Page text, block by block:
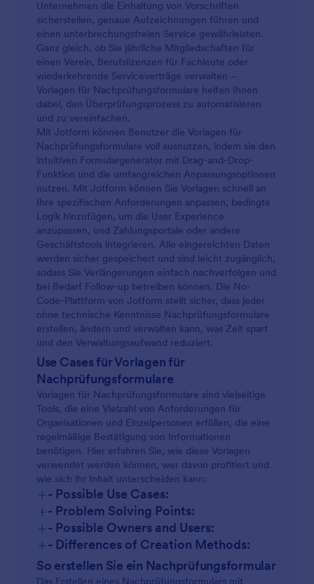
Unternehmen die Einhaltung von Vorschriften
sicherstellen, genaue Aufzeichnungen führen und
einen unterbrechungsfreien Service gewährleisten.
Ganz gleich, ob Sie jährliche Mitgliedschaften für
einen Verein, Berufslizenzen für Fachleute oder
wiederkehrende Serviceverträge verwalten –
Vorlagen für Nachprüfungsformulare helfen Ihnen
dabei, den Überprüfungsprozess zu automatisieren
und zu vereinfachen.
Mit Jotform können Benutzer die Vorlagen für
Nachprüfungsformulare voll ausnutzen, indem sie den
intuitiven Formulargenerator mit Drag-and-Drop-
Funktion und die umfangreichen Anpassungsoptionen
nutzen. Mit Jotform können Sie Vorlagen schnell an
Ihre spezifischen Anforderungen anpassen, bedingte
Logik hinzufügen, um die User Experience
anzupassen, und Zahlungsportale oder andere
Geschäftstools integrieren. Alle eingereichten Daten
werden sicher gespeichert und sind leicht zugänglich,
sodass Sie Verlängerungen einfach nachverfolgen und
bei Bedarf Follow-up betreiben können. Die No-
Code-Plattform von Jotform stellt sicher, dass jeder
ohne technische Kenntnisse Nachprüfungsformulare
erstellen, ändern und verwalten kann, was Zeit spart
und den Verwaltungsaufwand reduziert.
Use Cases für Vorlagen für
Nachprüfungsformulare
Vorlagen für Nachprüfungsformulare sind vielseitige
Tools, die eine Vielzahl von Anforderungen für
Organisationen und Einzelpersonen erfüllen, die eine
regelmäßige Bestätigung von Informationen
benötigen. Hier erfahren Sie, wie diese Vorlagen
verwendet werden können, wer davon profitiert und
wie sich ihr Inhalt unterscheiden kann:
+- Possible Use Cases:
+- Problem Solving Points:
+- Possible Owners and Users:
+- Differences of Creation Methods:
So erstellen Sie ein Nachprüfungsformular
Das Erstellen eines Nachprüfungsformulars mit